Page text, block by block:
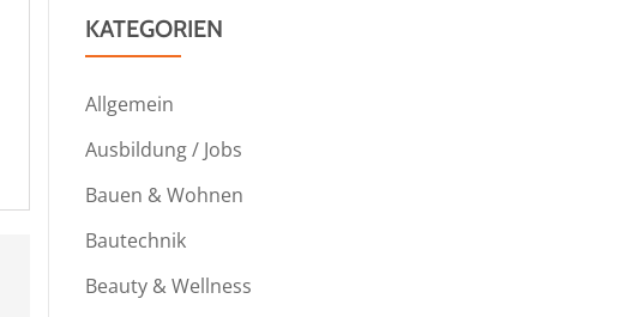
KATEGORIEN
Allgemein
Ausbildung / Jobs
Bauen & Wohnen
Bautechnik
Beauty & Wellness